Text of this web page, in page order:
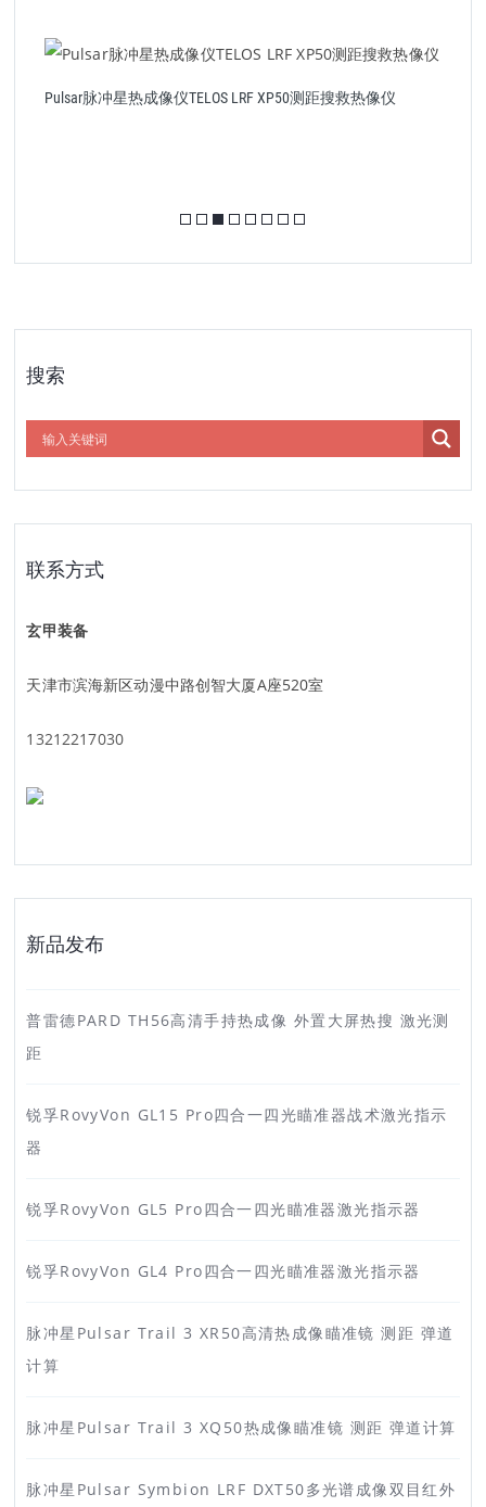
Pulsar脉冲星热成像仪TELOS LRF XP50测距搜救热像仪
搜索
联系方式
玄甲装备
天津市滨海新区动漫中路创智大厦A座520室
13212217030
新品发布
普雷德PARD TH56高清手持热成像 外置大屏热搜 激光测
距
锐孚RovyVon GL15 Pro四合一四光瞄准器战术激光指示
器
锐孚RovyVon GL5 Pro四合一四光瞄准器激光指示器
锐孚RovyVon GL4 Pro四合一四光瞄准器激光指示器
脉冲星Pulsar Trail 3 XR50高清热成像瞄准镜 测距 弹道
计算
脉冲星Pulsar Trail 3 XQ50热成像瞄准镜 测距 弹道计算
脉冲星Pulsar Symbion LRF DXT50多光谱成像双目红外